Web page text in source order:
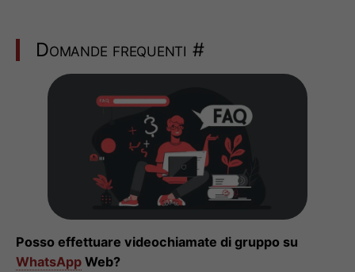
Domande frequenti #
Posso effettuare videochiamate di gruppo su
WhatsApp Web?